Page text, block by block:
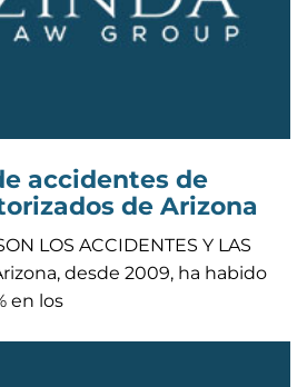
accidentes de
de Arizona
LOS ACCIDENTES Y LAS
desde 2009, ha habido
en los